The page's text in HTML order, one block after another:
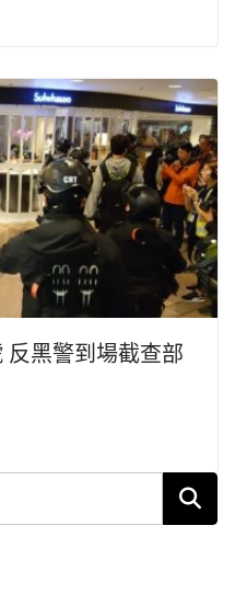
黑警到場截查部